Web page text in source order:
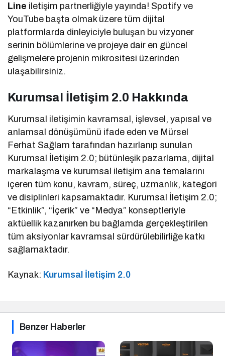
Line iletişim partnerliğiyle yayında! Spotify ve
YouTube başta olmak üzere tüm dijital
platformlarda dinleyiciyle buluşan bu vizyoner
serinin bölümlerine ve projeye dair en güncel
gelişmelere projenin mikrositesi üzerinden
ulaşabilirsiniz.
Kurumsal İletişim 2.0 Hakkında
Kurumsal iletişimin kavramsal, işlevsel, yapısal ve
anlamsal dönüşümünü ifade eden ve Mürsel
Ferhat Sağlam tarafından hazırlanıp sunulan
Kurumsal İletişim 2.0; bütünleşik pazarlama, dijital
markalaşma ve kurumsal iletişim ana temalarını
içeren tüm konu, kavram, süreç, uzmanlık, kategori
ve disiplinleri kapsamaktadır. Kurumsal İletişim 2.0;
“Etkinlik”, “İçerik” ve “Medya” konseptleriyle
aktüellik kazanırken bu bağlamda gerçekleştirilen
tüm aksiyonlar kavramsal sürdürülebilirliğe katkı
sağlamaktadır.
Kaynak: Kurumsal İletişim 2.0
Benzer Haberler